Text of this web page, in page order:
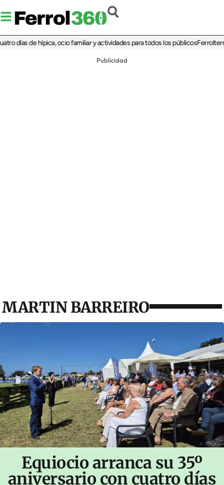
de hípica, ocio familiar y actividades para todos los públicosFerrolterra
Publicidad
MARTIN BARREIRO
Equiocio arranca su 35º
aniversario con cuatro días